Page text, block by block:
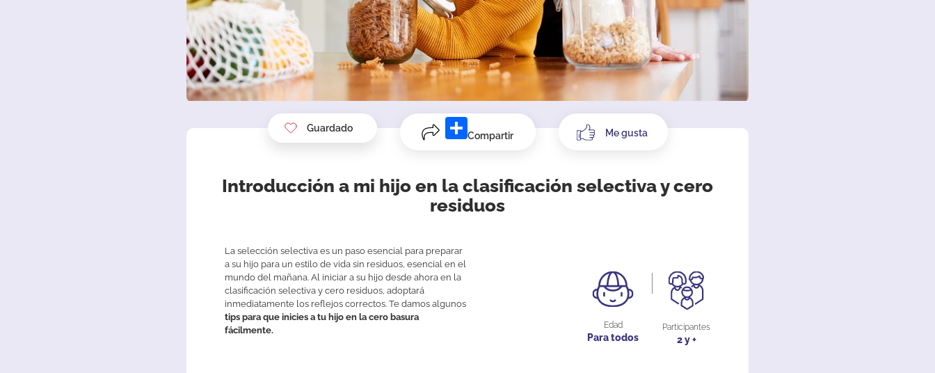
Guardado
Compartir Me gusta
Introducción a mi hijo en la clasificación selectiva y cero
residuos
La selección selectiva es un paso esencial para preparar
a su hijo para un estilo de vida sin residuos, esencial en el
mundo del mañana. Al iniciar a su hijo desde ahora en la
clasificación selectiva y cero residuos, adoptará
inmediatamente los reflejos correctos. Te damos algunos
tips para que inicies a tu hijo en la cero basura
fácilmente. Edad
Para todos
Participantes
2 y +